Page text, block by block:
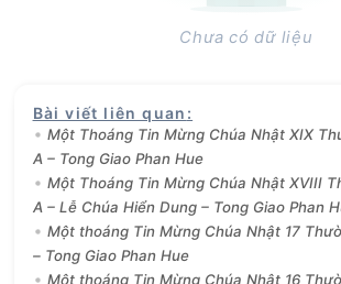
Chưa có dữ liệu
Bài viết liên quan :
Một Thoáng Tin Mừng Chúa Nhật XIX
A – Tong Giao Phan Hue
Một Thoáng Tin Mừng Chúa Nhật XVIII
A – Lễ Chúa Hiển Dung – Tong Giao Phan
Một thoáng Tin Mừng Chúa Nhật 17
– Tong Giao Phan Hue
Một thoáng Tin Mừng Chúa Nhật 16